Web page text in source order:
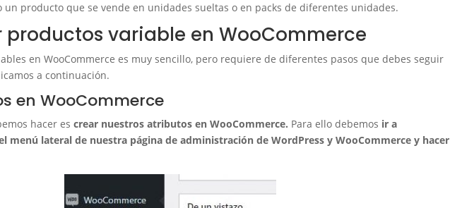
un producto que se vende en unidades sueltas o en packs de diferentes unidades.
productos variable en WooCommerce
en WooCommerce es muy sencillo, pero requiere de diferentes pasos que debes seguir
a continuación.
en WooCommerce
hacer es crear nuestros atributos en WooCommerce. Para ello debemos ir a
menú lateral de nuestra página de administración de WordPress y WooCommerce y hacer